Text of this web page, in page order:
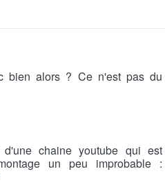
bien alors ? Ce n'est pas du
chaine youtube qui est
un peu improbable :